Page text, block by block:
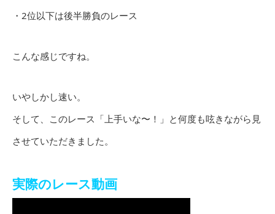
・2位以下は後半勝負のレース
こんな感じですね。
いやしかし速い。
そして、このレース「上手いな〜！」と何度も呟きながら見
させていただきました。
実際のレース動画